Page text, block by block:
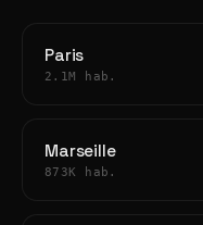
Paris
2.1M hab.
Marseille
873K hab.